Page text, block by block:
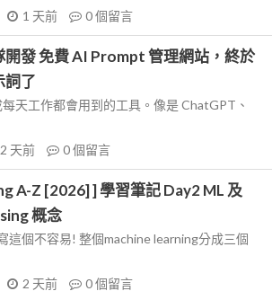
1 天前 0個留言
開發 免費 AI Prompt 管理網站，終於
詞了
天工作都會用到的工具。像是 ChatGPT、
2 天前 0個留言
A-Z [2026] ] 學習筆記 Day2 ML 及
概念
這個不容易! 整個machine learning分成三個
2 天前 0個留言